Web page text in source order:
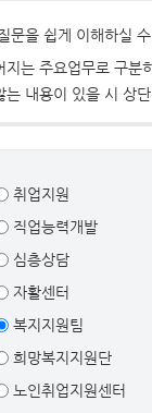
문을 쉽게 이해하실
지는 주요업무로 구
내용이 있을 시 상
취업지원
직업능력개발
심층상담
자활센터
복지지원팀
희망복지지원단
노인취업지원센터